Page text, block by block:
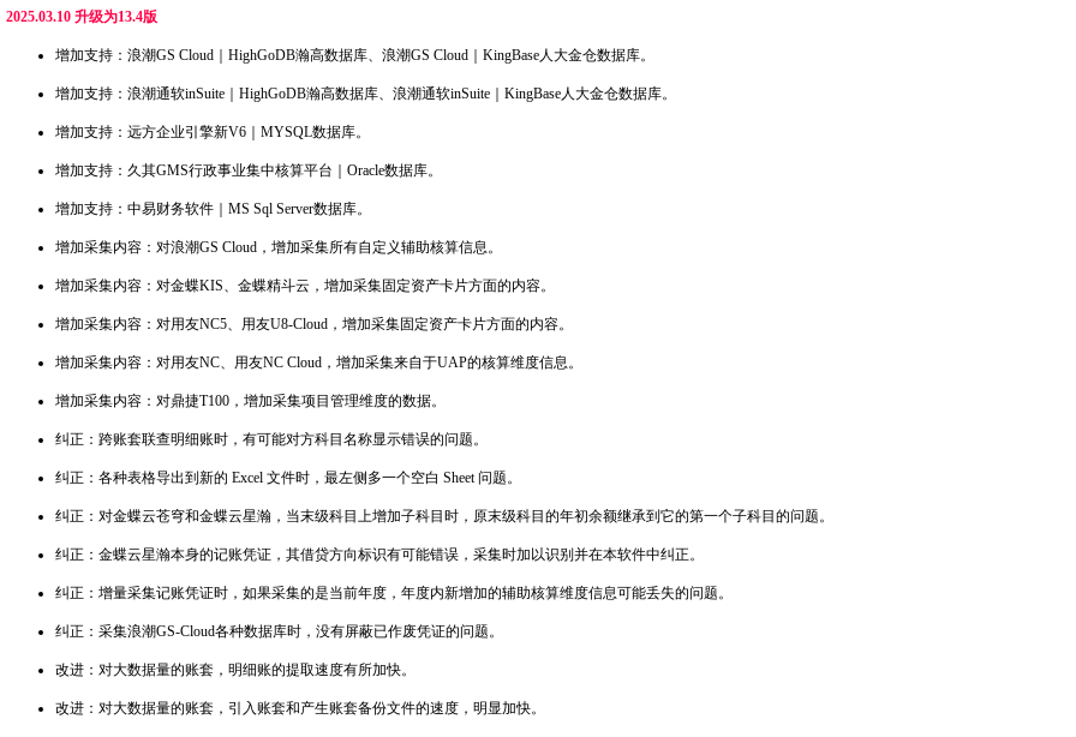
2025.03.10 升级为13.4版
增加支持：浪潮GS Cloud｜HighGoDB瀚高数据库、浪潮GS Cloud｜KingBase人大金仓数据库。
增加支持：浪潮通软inSuite｜HighGoDB瀚高数据库、浪潮通软inSuite｜KingBase人大金仓数据库。
增加支持：远方企业引擎新V6｜MYSQL数据库。
增加支持：久其GMS行政事业集中核算平台｜Oracle数据库。
增加支持：中易财务软件｜MS Sql Server数据库。
增加采集内容：对浪潮GS Cloud，增加采集所有自定义辅助核算信息。
增加采集内容：对金蝶KIS、金蝶精斗云，增加采集固定资产卡片方面的内容。
增加采集内容：对用友NC5、用友U8-Cloud，增加采集固定资产卡片方面的内容。
增加采集内容：对用友NC、用友NC Cloud，增加采集来自于UAP的核算维度信息。
增加采集内容：对鼎捷T100，增加采集项目管理维度的数据。
纠正：跨账套联查明细账时，有可能对方科目名称显示错误的问题。
纠正：各种表格导出到新的 Excel 文件时，最左侧多一个空白 Sheet 问题。
纠正：对金蝶云苍穹和金蝶云星瀚，当末级科目上增加子科目时，原末级科目的年初余额继承到它的第一个子科目的问题。
纠正：金蝶云星瀚本身的记账凭证，其借贷方向标识有可能错误，采集时加以识别并在本软件中纠正。
纠正：增量采集记账凭证时，如果采集的是当前年度，年度内新增加的辅助核算维度信息可能丢失的问题。
纠正：采集浪潮GS-Cloud各种数据库时，没有屏蔽已作废凭证的问题。
改进：对大数据量的账套，明细账的提取速度有所加快。
改进：对大数据量的账套，引入账套和产生账套备份文件的速度，明显加快。